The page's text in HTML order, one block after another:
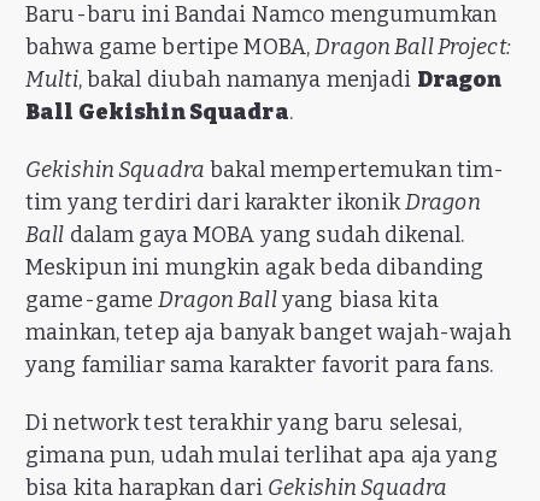
Baru-baru ini Bandai Namco mengumumkan
bahwa game bertipe MOBA,Dragon Ball Project:
Multi, bakal diubah namanya menjadi Dragon
Ball Gekishin Squadra.
Gekishin Squadra bakal mempertemukan tim-
tim yang terdiri dari karakter ikonikDragon
Ball dalam gaya MOBA yang sudah dikenal.
Meskipun ini mungkin agak beda dibanding
game-gameDragon Ballyang biasa kita
mainkan, tetep aja banyak banget wajah-wajah
yang familiar sama karakter favorit para fans.
Di network test terakhir yang baru selesai,
gimana pun, udah mulai terlihat apa aja yang
bisa kita harapkan dari Gekishin Squadra